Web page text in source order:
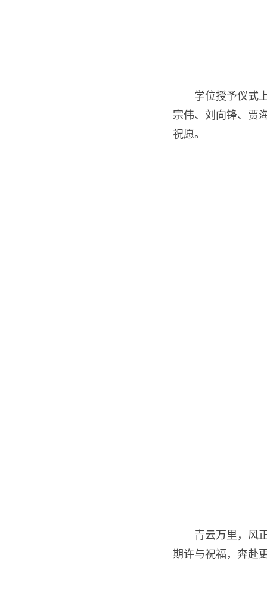
学位授予仪式
宗伟、刘向锋、贾
祝愿。
青云万里，风
期许与祝福，奔赴